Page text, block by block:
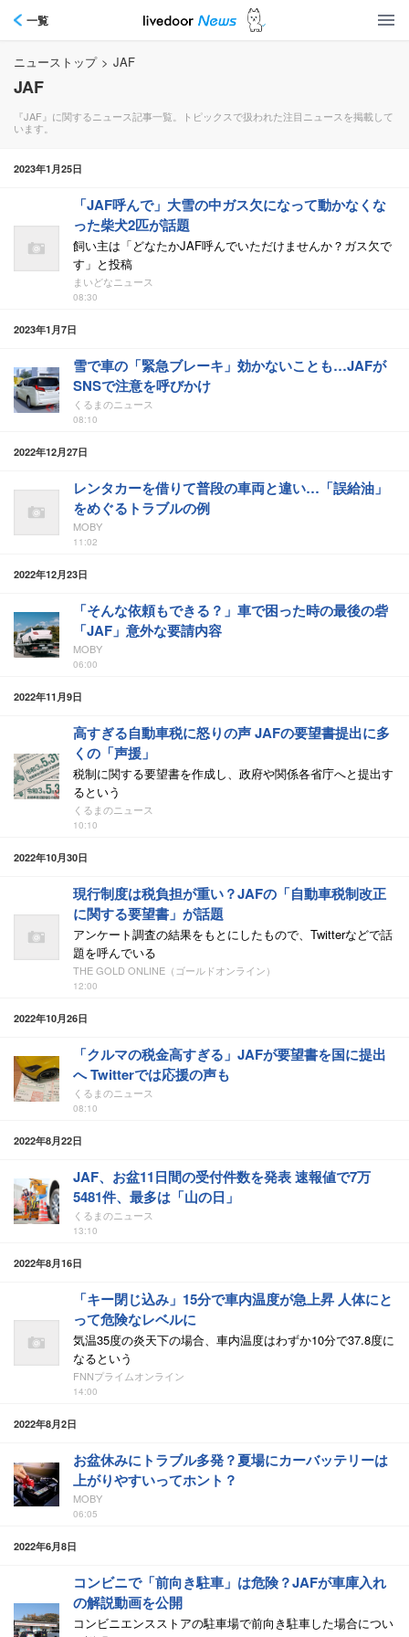
一覧
ニューストップ > JAF
JAF
『JAF』に関するニュース記事一覧。トピックスで扱われた注目ニュースを掲載して
います。
2023年1月25日
「JAF呼んで」大雪の中ガス欠になって動かなくな
った柴犬2匹が話題
飼い主は「どなたかJAF呼んでいただけませんか？ガス欠で
す」と投稿
まいどなニュース
08:30
2023年1月7日
雪で車の「緊急ブレーキ」効かないことも…JAFが
SNSで注意を呼びかけ
くるまのニュース
08:10
2022年12月27日
レンタカーを借りて普段の車両と違い…「誤給油」
をめぐるトラブルの例
MOBY
11:02
2022年12月23日
「そんな依頼もできる？」車で困った時の最後の砦
「JAF」意外な要請内容
MOBY
06:00
2022年11月9日
高すぎる自動車税に怒りの声 JAFの要望書提出に多
くの「声援」
税制に関する要望書を作成し、政府や関係各省庁へと提出す
るという
くるまのニュース
10:10
2022年10月30日
現行制度は税負担が重い？JAFの「自動車税制改正
に関する要望書」が話題
アンケート調査の結果をもとにしたもので、Twitterなどで話
題を呼んでいる
THE GOLD ONLINE（ゴールドオンライン）
12:00
2022年10月26日
「クルマの税金高すぎる」JAFが要望書を国に提出
へ Twitterでは応援の声も
くるまのニュース
08:10
2022年8月22日
JAF、お盆11日間の受付件数を発表 速報値で7万
5481件、最多は「山の日」
くるまのニュース
13:10
2022年8月16日
「キー閉じ込み」15分で車内温度が急上昇 人体にと
って危険なレベルに
気温35度の炎天下の場合、車内温度はわずか10分で37.8度に
なるという
FNNプライムオンライン
14:00
2022年8月2日
お盆休みにトラブル多発？夏場にカーバッテリーは
上がりやすいってホント？
MOBY
06:05
2022年6月8日
コンビニで「前向き駐車」は危険？JAFが車庫入れ
の解説動画を公開
コンビニエンスストアの駐車場で前向き駐車した場合につい